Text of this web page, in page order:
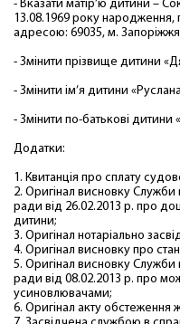
- Вказати матір’ю дитини –
13.08.1969 року народження,
адресою: 69035, м.
- Змінити прізвище дитини
- Змінити ім’я дитини
- Змінити по-батькові дитини
Додатки:
1. Квитанція про сплату
2. Оригінал висновку Служби
ради від 26.02.2013 р. про
дитини;
3. Оригінал нотаріально
4. Оригінал висновку про
5. Оригінал висновку Служби
ради від 08.02.2013 р. про
усиновлювачами;
6. Оригінал акту обстеження